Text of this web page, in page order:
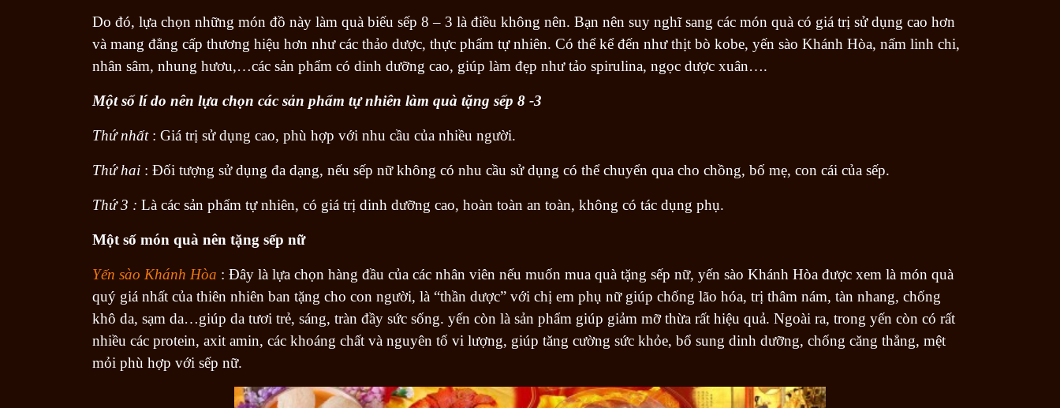
Do đó, lựa chọn những món đồ này làm quà biếu sếp 8 – 3 là điều không nên. Bạn nên suy nghĩ sang các món quà có giá trị sử dụng cao hơn
và mang đẳng cấp thương hiệu hơn như các thảo dược, thực phẩm tự nhiên. Có thể kể đến như thịt bò kobe, yến sào Khánh Hòa, nấm linh chi,
nhân sâm, nhung hươu,…các sản phẩm có dinh dưỡng cao, giúp làm đẹp như tảo spirulina, ngọc dược xuân….
Một số lí do nên lựa chọn các sản phẩm tự nhiên làm quà tặng sếp 8 -3
Thứ nhất: Giá trị sử dụng cao, phù hợp với nhu cầu của nhiều người.
Thứ hai : Đối tượng sử dụng đa dạng, nếu sếp nữ không có nhu cầu sử dụng có thể chuyển qua cho chồng, bố mẹ, con cái của sếp.
Thứ 3 : Là các sản phẩm tự nhiên, có giá trị dinh dưỡng cao, hoàn toàn an toàn, không có tác dụng phụ.
Một số món quà nên tặng sếp nữ
Yến sào Khánh Hòa : Đây là lựa chọn hàng đầu của các nhân viên nếu muốn mua quà tặng sếp nữ, yến sào Khánh Hòa được xem là món quà
quý giá nhất của thiên nhiên ban tặng cho con người, là “thần dược” với chị em phụ nữ giúp chống lão hóa, trị thâm nám, tàn nhang, chống
khô da, sạm da…giúp da tươi trẻ, sáng, tràn đầy sức sống. yến còn là sản phẩm giúp giảm mỡ thừa rất hiệu quả. Ngoài ra, trong yến còn có rất
nhiều các protein, axit amin, các khoáng chất và nguyên tố vi lượng, giúp tăng cường sức khỏe, bổ sung dinh dưỡng, chống căng thẳng, mệt
mỏi phù hợp với sếp nữ.